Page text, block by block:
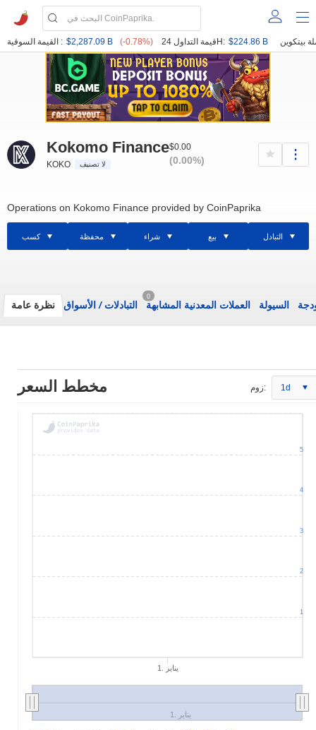
القيمة السوقية : $2,287.09 B (-0.78%) قيمة التداول 24H: $224.86 B
Kokomo Finance
KOKO لا تصنيف
$0.00
(0.00%)
Operations on Kokomo Finance provided by CoinPaprika
كسب محفظة شراء بيع التبادل
نظرة عامة التبادلات/ الأسواق
0
العملات المعدنية المشابهة السيولة
مخطط السعر زوم: 1d
1. يناير
1. يناير
1
2
3
4
5